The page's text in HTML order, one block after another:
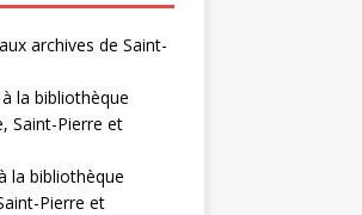
archives de Saint-
la bibliothèque
Saint-Pierre et
la bibliothèque
Pierre et